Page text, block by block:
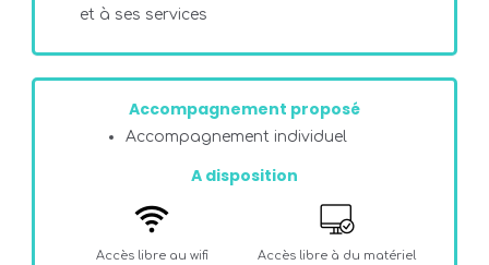
et à ses services
Accompagnement proposé
Accompagnement individuel
A disposition
Accès libre au wifi
Accès libre à du matériel